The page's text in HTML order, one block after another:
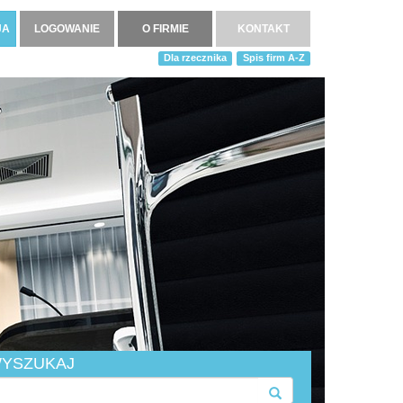
LOGOWANIE O FIRMIE KONTAKT
Spis firm A-Z
Dla rzecznika